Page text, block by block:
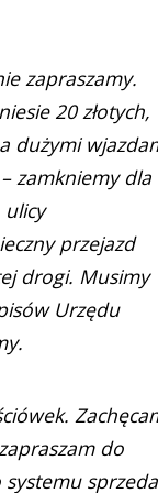
zapraszamy.
20 złotych,
dużymi
zamkniemy dla
ulicy
przejazd
drogi. Musimy
Urzędu
do